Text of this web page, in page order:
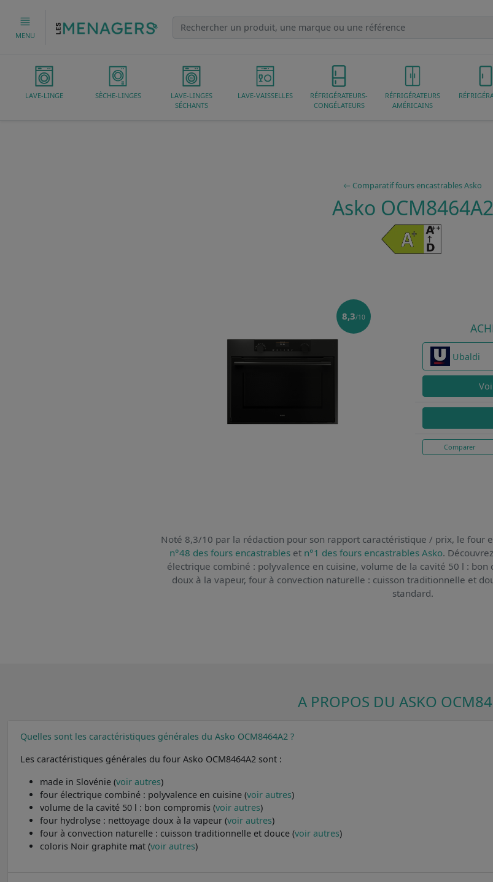
MENU
LAVE-LINGE SÈCHE-LINGES
LAVE-LINGES
SÉCHANTS
LAVE-VAISSELLES
RÉFRIGÉRATEURS-
CONGÉLATEURS
RÉFRIGÉRATEURS
AMÉRICAINS
Comparatif fours encastrables Asko
Asko OCM8464A2
8,3/10
Ubaldi
Comparer
Noté 8,3/10 par la rédaction pour son rapport caractéristique / prix, le four
n°48 des fours encastrableset n°1 des fours encastrables Asko.
électrique combiné : polyvalence en cuisine, volume de la cavité 50 l :
doux à la vapeur, four à convection naturelle : cuisson traditionnelle et
standard.
A PROPOS DU ASKO
Quelles sont les caractéristiques générales du Asko OCM8464A2 ?
Les caractéristiques générales du four Asko OCM8464A2 sont :
made in Slovénie (voir autres)
four électrique combiné : polyvalence en cuisine (voir autres)
volume de la cavité 50 l : bon compromis (voir autres)
four hydrolyse : nettoyage doux à la vapeur (voir autres)
four à convection naturelle : cuisson traditionnelle et douce (voir autres)
coloris Noir graphite mat (voir autres)